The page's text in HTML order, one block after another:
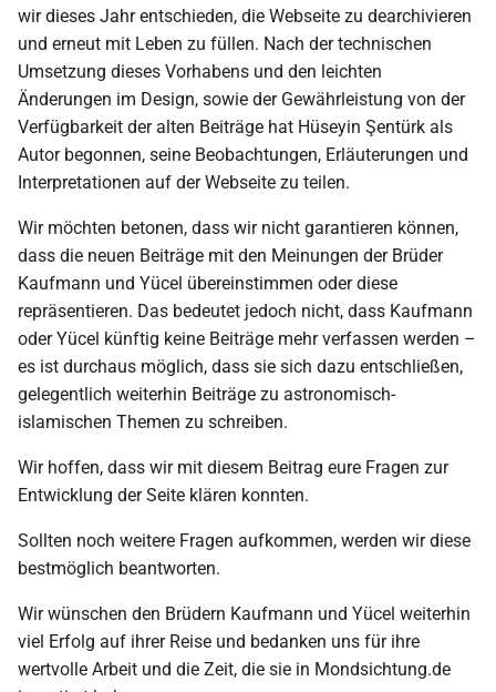
wir dieses Jahr entschieden, die Webseite zu dearchivieren
und erneut mit Leben zu füllen. Nach der technischen
Umsetzung dieses Vorhabens und den leichten
Änderungen im Design, sowie der Gewährleistung von der
Verfügbarkeit der alten Beiträge hat Hüseyin Şentürk als
Autor begonnen, seine Beobachtungen, Erläuterungen und
Interpretationen auf der Webseite zu teilen.
Wir möchten betonen, dass wir nicht garantieren können,
dass die neuen Beiträge mit den Meinungen der Brüder
Kaufmann und Yücel übereinstimmen oder diese
repräsentieren. Das bedeutet jedoch nicht, dass Kaufmann
oder Yücel künftig keine Beiträge mehr verfassen werden –
es ist durchaus möglich, dass sie sich dazu entschließen,
gelegentlich weiterhin Beiträge zu astronomisch-
islamischen Themen zu schreiben.
Wir hoffen, dass wir mit diesem Beitrag eure Fragen zur
Entwicklung der Seite klären konnten.
Sollten noch weitere Fragen aufkommen, werden wir diese
bestmöglich beantworten.
Wir wünschen den Brüdern Kaufmann und Yücel weiterhin
viel Erfolg auf ihrer Reise und bedanken uns für ihre
wertvolle Arbeit und die Zeit, die sie in Mondsichtung.de